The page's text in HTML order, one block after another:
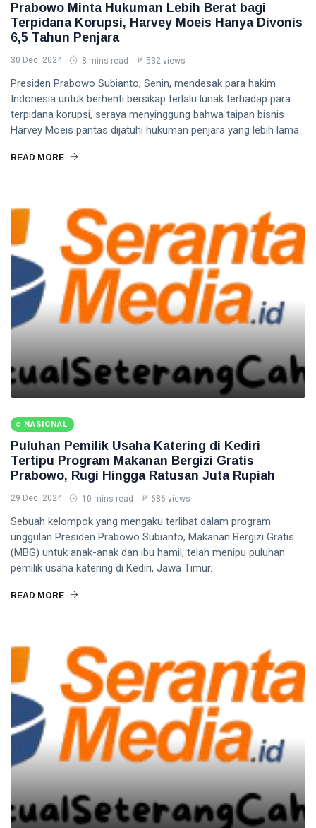
Prabowo Minta Hukuman Lebih Berat bagi
Terpidana Korupsi, Harvey Moeis Hanya Divonis
6,5 Tahun Penjara
30 Dec, 2024 8 mins read 532 views
Presiden Prabowo Subianto, Senin, mendesak para hakim
Indonesia untuk berhenti bersikap terlalu lunak terhadap para
terpidana korupsi, seraya menyinggung bahwa taipan bisnis
Harvey Moeis pantas dijatuhi hukuman penjara yang lebih lama.
READ MORE
NASIONAL
Puluhan Pemilik Usaha Katering di Kediri
Tertipu Program Makanan Bergizi Gratis
Prabowo, Rugi Hingga Ratusan Juta Rupiah
29 Dec, 2024 10 mins read 686 views
Sebuah kelompok yang mengaku terlibat dalam program
unggulan Presiden Prabowo Subianto, Makanan Bergizi Gratis
(MBG) untuk anak-anak dan ibu hamil, telah menipu puluhan
pemilik usaha katering di Kediri, Jawa Timur.
READ MORE